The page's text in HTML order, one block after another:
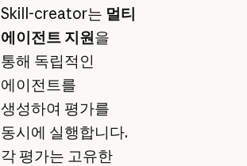
Skill-creator는 멀티
에이전트 지원을
통해 독립적인
에이전트를
생성하여 평가를
동시에 실행합니다.
각 평가는 고유한